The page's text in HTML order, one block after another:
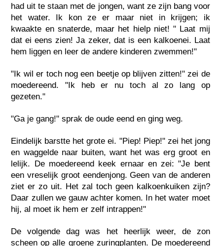
had uit te staan met de jongen, want ze zijn bang voor
het water. Ik kon ze er maar niet in krijgen; ik
kwaakte en snaterde, maar het hielp niet! " Laat mij
dat ei eens zien! Ja zeker, dat is een kalkoenei. Laat
hem liggen en leer de andere kinderen zwemmen!"
"Ik wil er toch nog een beetje op blijven zitten!" zei de
moedereend. "Ik heb er nu toch al zo lang op
gezeten."
"Ga je gang!" sprak de oude eend en ging weg.
Eindelijk barstte het grote ei. "Piep! Piep!" zei het jong
en waggelde naar buiten, want het was erg groot en
lelijk. De moedereend keek ernaar en zei: "Je bent
een vreselijk groot eendenjong. Geen van de anderen
ziet er zo uit. Het zal toch geen kalkoenkuiken zijn?
Daar zullen we gauw achter komen. In het water moet
hij, al moet ik hem er zelf intrappen!"
De volgende dag was het heerlijk weer, de zon
scheen op alle groene zuringplanten. De moedereend